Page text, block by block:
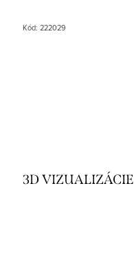
Kód: 222029
3D VIZUALIZÁCIE